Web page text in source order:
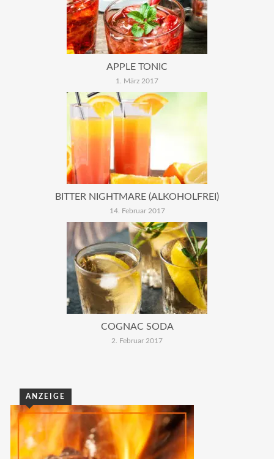
APPLE TONIC
1. März 2017
BITTER NIGHTMARE (ALKOHOLFREI)
14. Februar 2017
COGNAC SODA
2. Februar 2017
ANZEIGE